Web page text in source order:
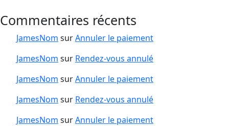
Commentaires récents
JamesNom surAnnuler le paiement
JamesNom sur Rendez-vous annulé
JamesNom surAnnuler le paiement
JamesNom sur Rendez-vous annulé
JamesNom surAnnuler le paiement